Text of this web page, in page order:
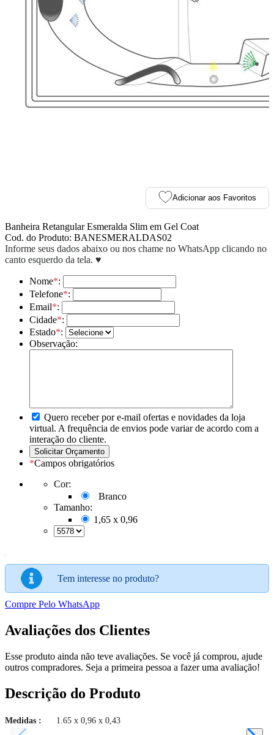
Adicionar aos Favoritos
Banheira Retangular Esmeralda Slim em Gel Coat
Cod. do Produto: BANESMERALDAS02
Informe seus dados abaixo ou nos chame no WhatsApp clicando no
canto esquerdo da tela. ♥
Nome*:
Telefone*:
Email*:
Cidade*:
Estado*:
Observação:
Quero receber por e-mail ofertas e novidades da loja
virtual. A frequência de envios pode variar de acordo com a
interação do cliente.
*Campos obrigatórios
Cor:
Branco
Tamanho:
1,65 x 0,96
Tem interesse no produto?
Compre Pelo WhatsApp
Avaliações dos Clientes
Esse produto ainda não teve avaliações. Se você já comprou, ajude
outros compradores. Seja a primeira pessoa a fazer uma avaliação!
Descrição do Produto
Medidas : 1.65 x 0,96 x 0,43